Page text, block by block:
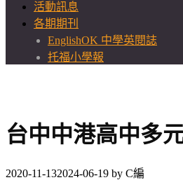
活動訊息
各期期刊
EnglishOK 中學英閱誌
托福小學報
台中中港高中多
2020-11-132024-06-19 by C編